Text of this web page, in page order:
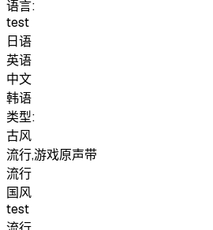
语言:
test
日语
英语
中文
韩语
类型:
古风
流行,游戏原声带
流行
国风
test